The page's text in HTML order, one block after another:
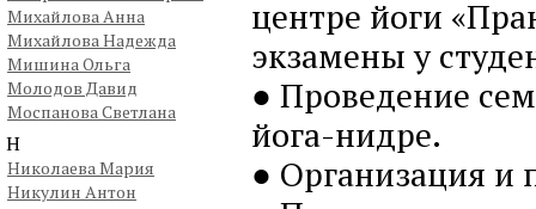
Михайлова Анна
Михайлова Надежда
Мишина Ольга
Молодов Давид
Моспанова Светлана
Н
Николаева Мария
Никулин Антон
центре йоги
экзамены у
● Проведение
йога-нидре.
● Организация и